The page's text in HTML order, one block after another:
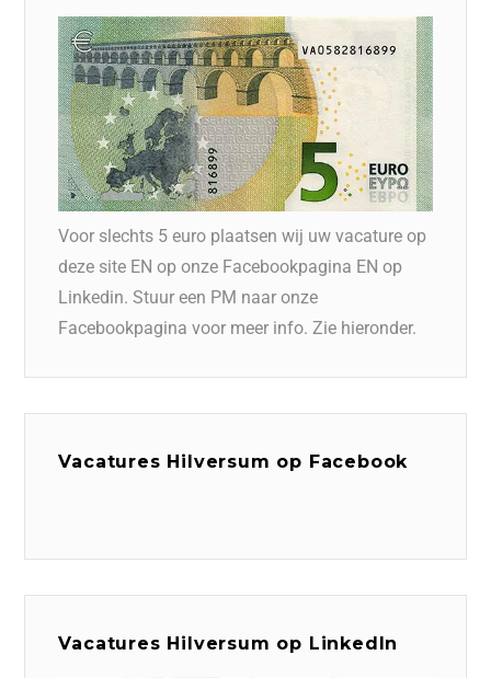
Voor slechts 5 euro plaatsen wij uw vacature op
deze site EN op onze Facebookpagina EN op
Linkedin. Stuur een PM naar onze
Facebookpagina voor meer info. Zie hieronder.
Vacatures Hilversum op Facebook
Vacatures Hilversum op LinkedIn